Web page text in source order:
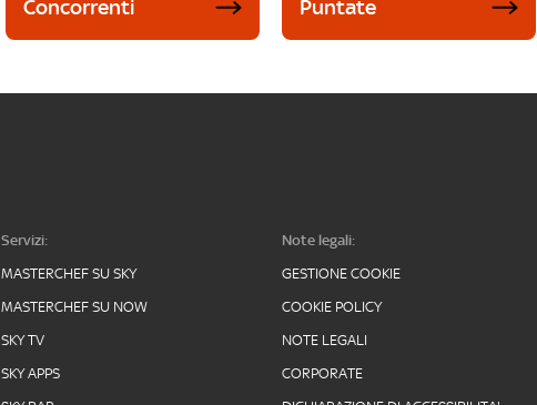
Concorrenti Puntate
Servizi:
MASTERCHEF SU SKY
MASTERCHEF SU NOW
SKY TV
SKY APPS
Note legali:
GESTIONE COOKIE
COOKIE POLICY
NOTE LEGALI
CORPORATE